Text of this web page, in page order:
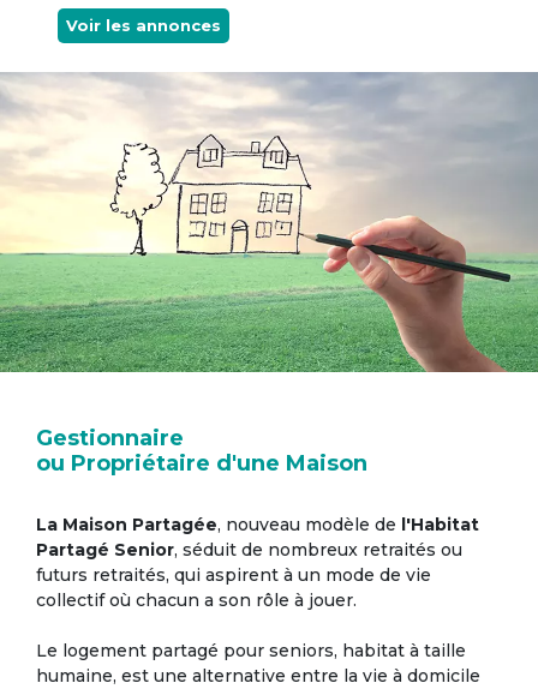
Voir les annonces
Gestionnaire
ou Propriétaire d'une Maison
La Maison Partagée, nouveau modèle de l'Habitat
Partagé Senior, séduit de nombreux retraités ou
futurs retraités, qui aspirent à un mode de vie
collectif où chacun a son rôle à jouer.
Le logement partagé pour seniors, habitat à taille
humaine, est une alternative entre la vie à domicile